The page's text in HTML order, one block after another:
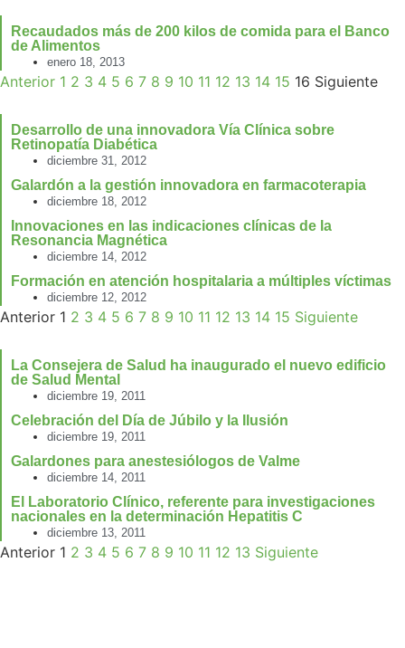
Recaudados más de 200 kilos de comida para el Banco
de Alimentos
enero 18, 2013
Anterior 1 2 3 4 5 6 7 8 9 10 11 12 13 14 15 16 Siguiente
Desarrollo de una innovadora Vía Clínica sobre
Retinopatía Diabética
diciembre 31, 2012
Galardón a la gestión innovadora en farmacoterapia
diciembre 18, 2012
Innovaciones en las indicaciones clínicas de la
Resonancia Magnética
diciembre 14, 2012
Formación en atención hospitalaria a múltiples víctimas
diciembre 12, 2012
Anterior 1 2 3 4 5 6 7 8 9 10 11 12 13 14 15 Siguiente
La Consejera de Salud ha inaugurado el nuevo edificio
de Salud Mental
diciembre 19, 2011
Celebración del Día de Júbilo y la Ilusión
diciembre 19, 2011
Galardones para anestesiólogos de Valme
diciembre 14, 2011
El Laboratorio Clínico, referente para investigaciones
nacionales en la determinación Hepatitis C
diciembre 13, 2011
Anterior 1 2 3 4 5 6 7 8 9 10 11 12 13 Siguiente